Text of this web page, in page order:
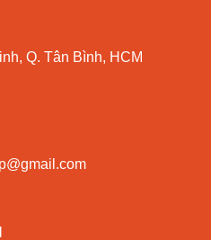
Q. Tân Bình, HCM